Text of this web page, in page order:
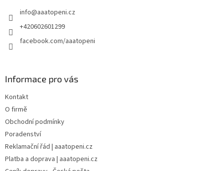
info@aaatopeni.cz
+420602601299
facebook.com/aaatopeni
Informace pro vás
Kontakt
O firmě
Obchodní podmínky
Poradenství
Reklamační řád | aaatopeni.cz
Platba a doprava | aaatopeni.cz